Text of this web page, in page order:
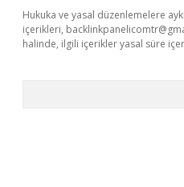
Hukuka ve yasal düzenlemelere
içerikleri,
halinde, ilgili içerikler yasal süre